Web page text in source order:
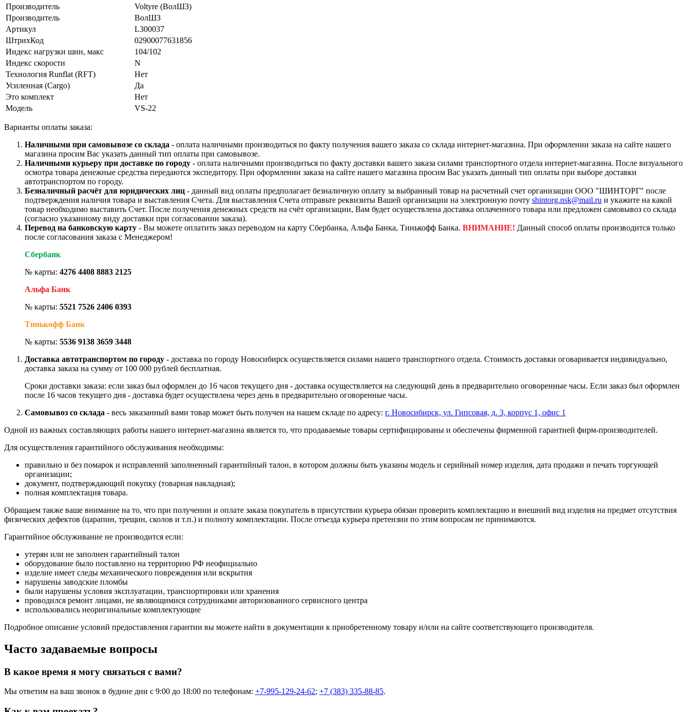
Производитель
Voltyre (ВолШЗ)
Производитель
ВолШЗ
Артикул
L300037
ШтрихКод
02900077631856
Индекс нагрузки шин, макс
104/102
Индекс скорости
N
Технология Runflat (RFT)
Нет
Усиленная (Cargo)
Да
Это комплект
Нет
Модель
VS-22
Варианты оплаты заказа:
Наличными при самовывозе со склада - оплата наличными производиться по факту получения вашего заказа со склада интернет-магазина. При оформлении заказа на сайте нашего
магазина просим Вас указать данный тип оплаты при самовывозе.
Наличными курьеру при доставке по городу - оплата наличными производиться по факту доставки вашего заказа силами транспортного отдела интернет-магазина. После визуального
осмотра товара денежные средства передаются экспедитору. При оформлении заказа на сайте нашего магазина просим Вас указать данный тип оплаты при выборе доставки
автотранспортом по городу.
Безналичный расчёт для юридических лиц - данный вид оплаты предполагает безналичную оплату за выбранный товар на расчетный счет организации ООО "ШИНТОРГ" после
подтверждения наличия товара и выставления Счета. Для выставления Счета отправьте реквизиты Вашей организации на электронную почту shintorg.nsk@mail.ru и укажите на какой
товар необходимо выставить Счет. После получения денежных средств на счёт организации, Вам будет осуществлена доставка оплаченного товара или предложен самовывоз со склада
(согласно указанному виду доставки при согласовании заказа).
Перевод на банковскую карту - Вы можете оплатить заказ переводом на карту Сбербанка, Альфа Банка, Тинькофф Банка. ВНИМАНИЕ! Данный способ оплаты производится только
после согласования заказа с Менеджером!
Сбербанк
№ карты: 4276 4408 8883 2125
Альфа Банк
№ карты: 5521 7526 2406 0393
Тинькофф Банк
№ карты: 5536 9138 3659 3448
Доставка автотранспортом по городу - доставка по городу Новосибирск осуществляется силами нашего транспортного отдела. Стоимость доставки оговаривается индивидуально,
доставка заказа на сумму от 100 000 рублей бесплатная.
Сроки доставки заказа: если заказ был оформлен до 16 часов текущего дня - доставка осуществляется на следующий день в предварительно оговоренные часы. Если заказ был оформлен
после 16 часов текущего дня - доставка будет осуществлена через день в предварительно оговоренные часы.
Самовывоз со склада - весь заказанный вами товар может быть получен на нашем складе по адресу: г. Новосибирск, ул. Гипсовая, д. 3, корпус 1, офис 1
Одной из важных составляющих работы нашего интернет-магазина является то, что продаваемые товары сертифицированы и обеспечены фирменной гарантией фирм-производителей.
Для осуществления гарантийного обслуживания необходимы:
правильно и без помарок и исправлений заполненный гарантийный талон, в котором должны быть указаны модель и серийный номер изделия, дата продажи и печать торгующей
организации;
документ, подтверждающий покупку (товарная накладная);
полная комплектация товара.
Обращаем также ваше внимание на то, что при получении и оплате заказа покупатель в присутствии курьера обязан проверить комплектацию и внешний вид изделия на предмет отсутствия
физических дефектов (царапин, трещин, сколов и т.п.) и полноту комплектации. После отъезда курьера претензии по этим вопросам не принимаются.
Гарантийное обслуживание не производится если:
утерян или не заполнен гарантийный талон
оборудование было поставлено на территорию РФ неофициально
изделие имеет следы механического повреждения или вскрытия
нарушены заводские пломбы
были нарушены условия эксплуатации, транспортировки или хранения
проводился ремонт лицами, не являющимися сотрудниками авторизованного сервисного центра
использовались неоригинальные комплектующие
Подробное описание условий предоставления гарантии вы можете найти в документации к приобретенному товару и/или на сайте соответствующего производителя.
Часто задаваемые вопросы
В какое время я могу связаться с вами?
Мы ответим на ваш звонок в будние дни с 9:00 до 18:00 по телефонам: +7-995-129-24-62; +7 (383) 335-88-85.